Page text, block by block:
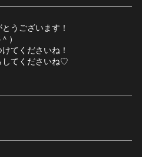
うございます！
）
てくださいね！
してくださいね♡